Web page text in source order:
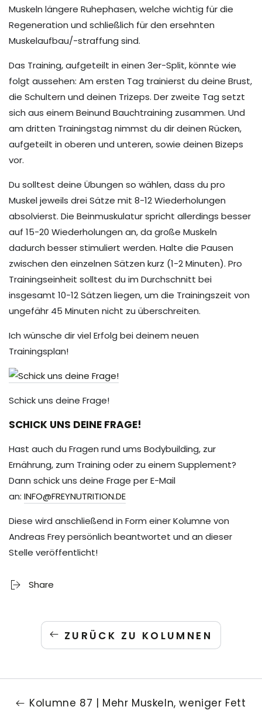
Muskeln längere Ruhephasen, welche wichtig für die
Regeneration und schließlich für den ersehnten
Muskelaufbau/-straffung sind.
Das Training, aufgeteilt in einen 3er-Split, könnte wie
folgt aussehen: Am ersten Tag trainierst du deine Brust,
die Schultern und deinen Trizeps. Der zweite Tag setzt
sich aus einem Beinund Bauchtraining zusammen. Und
am dritten Trainingstag nimmst du dir deinen Rücken,
aufgeteilt in oberen und unteren, sowie deinen Bizeps
vor.
Du solltest deine Übungen so wählen, dass du pro
Muskel jeweils drei Sätze mit 8-12 Wiederholungen
absolvierst. Die Beinmuskulatur spricht allerdings besser
auf 15-20 Wiederholungen an, da große Muskeln
dadurch besser stimuliert werden. Halte die Pausen
zwischen den einzelnen Sätzen kurz (1-2 Minuten). Pro
Trainingseinheit solltest du im Durchschnitt bei
insgesamt 10-12 Sätzen liegen, um die Trainingszeit von
ungefähr 45 Minuten nicht zu überschreiten.
Ich wünsche dir viel Erfolg bei deinem neuen
Trainingsplan!
Schick uns deine Frage!
SCHICK UNS DEINE FRAGE!
Hast auch du Fragen rund ums Bodybuilding, zur
Ernährung, zum Training oder zu einem Supplement?
Dann schick uns deine Frage per E-Mail
an: INFO@FREYNUTRITION.DE
Diese wird anschließend in Form einer Kolumne von
Andreas Frey persönlich beantwortet und an dieser
Stelle veröffentlicht!
Share
ZURÜCK ZU KOLUMNEN
Kolumne 87 | Mehr Muskeln, weniger Fett